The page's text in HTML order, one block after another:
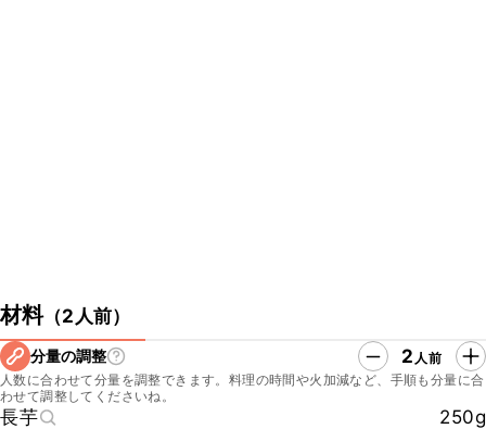
材料（2人前）
分量の調整 2 人前
人数に合わせて分量を調整できます。料理の時間や火加減など、手順も分量に合
わせて調整してくださいね。
長芋
250g